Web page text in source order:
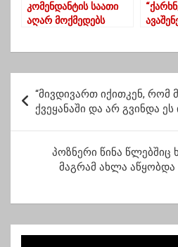
კომენდანტის საათი
აღარ მოქმედებს
ო
ს
ა
“მივდივართ იქითკენ, რომ
ქვეყანაში და არ გვინდა ეს
პოზნერი წინა
მაგრამ ახლა აწყობდა